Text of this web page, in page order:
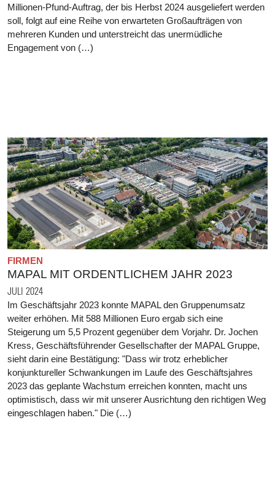
Millionen-Pfund-Auftrag, der bis Herbst 2024 ausgeliefert werden
soll, folgt auf eine Reihe von erwarteten Großaufträgen von
mehreren Kunden und unterstreicht das unermüdliche
Engagement von (…)
FIRMEN
MAPAL MIT ORDENTLICHEM JAHR 2023
JULI 2024
Im Geschäftsjahr 2023 konnte MAPAL den Gruppenumsatz
weiter erhöhen. Mit 588 Millionen Euro ergab sich eine
Steigerung um 5,5 Prozent gegenüber dem Vorjahr. Dr. Jochen
Kress, Geschäftsführender Gesellschafter der MAPAL Gruppe,
sieht darin eine Bestätigung: "Dass wir trotz erheblicher
konjunktureller Schwankungen im Laufe des Geschäftsjahres
2023 das geplante Wachstum erreichen konnten, macht uns
optimistisch, dass wir mit unserer Ausrichtung den richtigen Weg
eingeschlagen haben." Die (…)